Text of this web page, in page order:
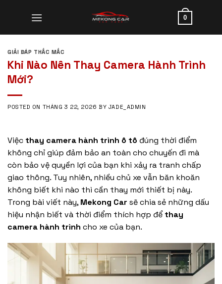
0
GIẢI ĐÁP THẮC MẮC
Khi Nào Nên Thay Camera Hành Trình
Mới?
POSTED ON THÁNG 3 22, 2026 BY JADE_ADMIN
Việc thay camera hành trình ô tô đúng thời điểm
không chỉ giúp đảm bảo an toàn cho chuyến đi mà
còn bảo vệ quyền lợi của bạn khi xảy ra tranh chấp
giao thông. Tuy nhiên, nhiều chủ xe vẫn băn khoăn
không biết khi nào thì cần thay mới thiết bị này.
Trong bài viết này, Mekong Car sẽ chia sẻ những dấu
hiệu nhận biết và thời điểm thích hợp đểthay
camera hành trình cho xe của bạn.